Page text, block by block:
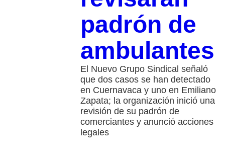
padrón de
ambulantes
El Nuevo Grupo Sindical señaló
que dos casos se han detectado
en Cuernavaca y uno en Emiliano
Zapata; la organización inició una
revisión de su padrón de
comerciantes y anunció acciones
legales